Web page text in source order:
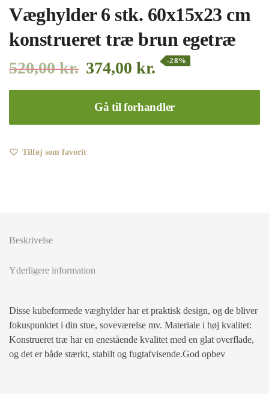
Væghylder 6 stk. 60x15x23 cm
konstrueret træ brun egetræ
520,00kr. 374,00 kr. -28%
Gå til forhandler
Tilføj som favorit
Beskrivelse
Yderligere information
Disse kubeformede væghylder har et praktisk design, og de bliver
fokuspunktet i din stue, soveværelse mv. Materiale i høj kvalitet:
Konstrueret træ har en enestående kvalitet med en glat overflade,
og det er både stærkt, stabilt og fugtafvisende.God opbev